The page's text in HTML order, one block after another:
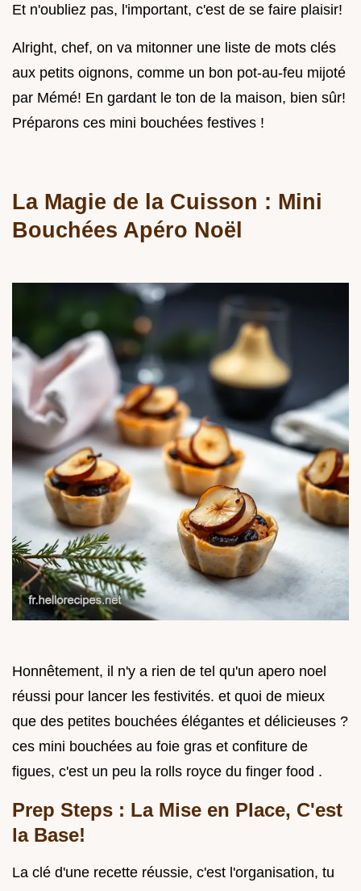
Et n'oubliez pas, l'important, c'est de se faire plaisir!
Alright, chef, on va mitonner une liste de mots clés
aux petits oignons, comme un bon pot-au-feu mijoté
par Mémé! En gardant le ton de la maison, bien sûr!
Préparons ces mini bouchées festives !
La Magie de la Cuisson : Mini
Bouchées Apéro Noël
Honnêtement, il n'y a rien de tel qu'un apero noel
réussi pour lancer les festivités. et quoi de mieux
que des petites bouchées élégantes et délicieuses ?
ces mini bouchées au foie gras et confiture de
figues, c'est un peu la rolls royce du finger food .
Prep Steps : La Mise en Place, C'est
la Base!
La clé d'une recette réussie, c'est l'organisation, tu